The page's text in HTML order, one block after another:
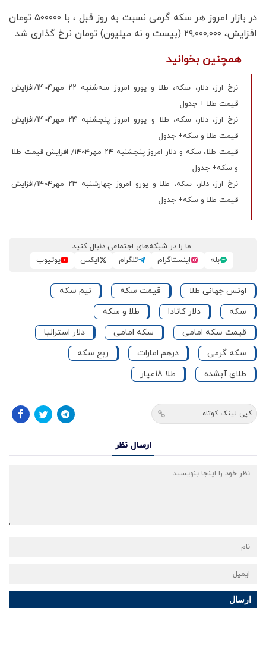
در بازار امروز هر سکه گرمی نسبت به روز قبل ، با ۵۰۰۰۰۰ تومان
افزایش، ۲۹,۰۰۰,۰۰۰ (بیست و نه میلیون) تومان نرخ گذاری شد.
همچنین بخوانید
نرخ ارز، دلار، سکه، طلا و یورو امروز سه‌شنبه ۲۲ مهر1404/افزایش
قیمت طلا + جدول
نرخ ارز، دلار، سکه، طلا و یورو امروز پنجشنبه ۲۴ مهر1404/افزایش
قیمت طلا و سکه+ جدول
قیمت طلا، سکه و دلار امروز پنجشنبه ۲۴ مهر1404/ افزایش قیمت‌ طلا
و سکه+ جدول
نرخ ارز، دلار، سکه، طلا و یورو امروز چهارشنبه ۲۳ مهر1404/افزایش
قیمت طلا و سکه+ جدول
ما را در شبکه‌های اجتماعی دنبال کنید
بله
اینستاگرام تلگرام ایکس یوتیوب
اونس جهانی طلا قیمت سکه
نیم سکه
سکه
دلار کانادا
طلا و سکه
قیمت سکه امامی
سکه امامی
دلار استرالیا
سکه گرمی
درهم امارات
ربع سکه
طلای آبشده
طلا 18عیار
کپی لینک کوتاه
ارسال نظر
ارسال